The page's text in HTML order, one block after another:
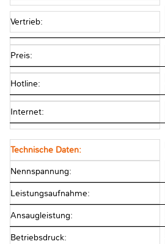
Vertrieb:
Preis:
Hotline:
Internet:
Technische Daten:
Nennspannung:
Leistungsaufnahme:
Ansaugleistung:
Betriebsdruck: